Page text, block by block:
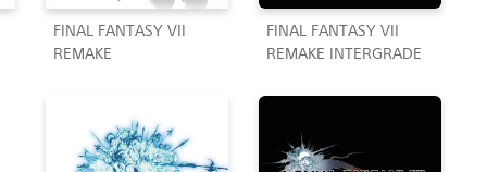
FINAL FANTASY VII
REMAKE
FINAL FANTASY VII
REMAKE INTERGRADE